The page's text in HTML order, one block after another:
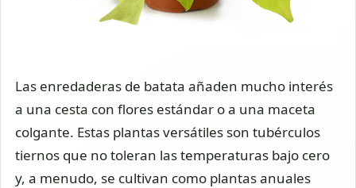
Las enredaderas de batata añaden mucho interés
a una cesta con flores estándar o a una maceta
colgante. Estas plantas versátiles son tubérculos
tiernos que no toleran las temperaturas bajo cero
y, a menudo, se cultivan como plantas anuales